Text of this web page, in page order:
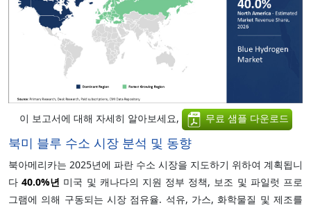
이 보고서에 대해 자세히 알아보세요, 무료 샘플 다운로드
북미 블루 수소 시장 분석 및 동향
북아메리카는 2025년에 파란 수소 시장을 지도하기 위하여 계획됩니
다40.0%년 미국 및 캐나다의 지원 정부 정책, 보조 및 파일럿 프로
그램에 의해 구동되는 시장 점유율. 석유, 가스, 화학물질 및 제조를